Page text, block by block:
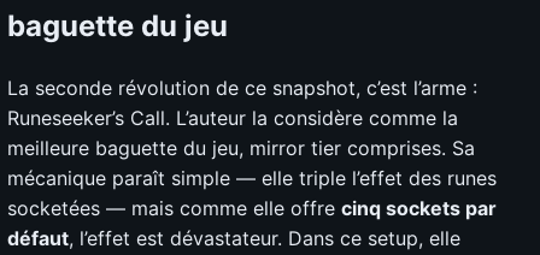
baguette du jeu
La seconde révolution de ce snapshot, c’est l’arme :
Runeseeker’s Call. L’auteur la considère comme la
meilleure baguette du jeu, mirror tier comprises. Sa
mécanique paraît simple — elle triple l’effet des runes
socketées — mais comme elle offre cinq sockets par
défaut, l’effet est dévastateur. Dans ce setup, elle